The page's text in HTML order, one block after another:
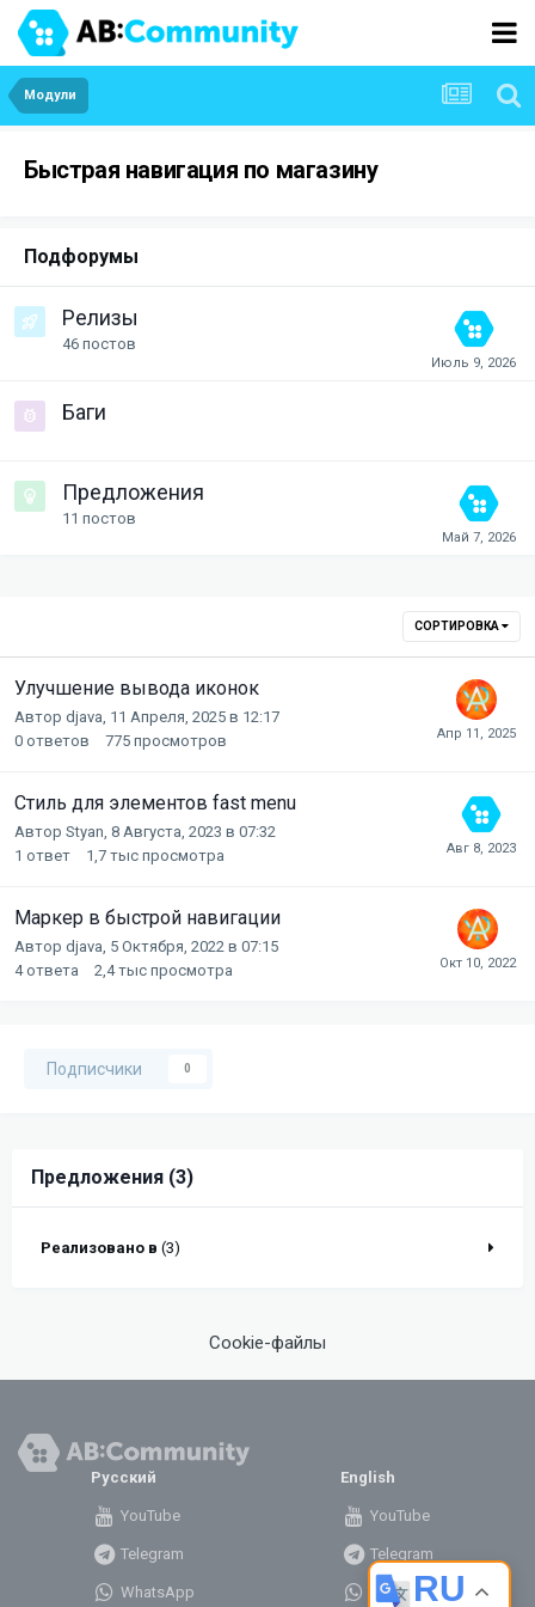
Модули
Быстрая навигация по магазину
Подфорумы
Релизы
46 постов
Баги
Предложения
11 постов
СОРТИРОВКА
Улучшение вывода иконок
Автор djava 11 Апреля, 2025 в 12:17
0 ответов 775 просмотров
Стиль для элементов fast menu
Автор Styan 8 Августа, 2023 в 07:32
1 ответ 1,7 тыс просмотра
Маркер в быстрой навигации
Автор djava 5 Октября, 2022 в 07:15
4 ответа 2,4 тыс просмотра
Подписчики 0
Предложения (3)
Реализовано в (3)
Cookie-файлы
RU
Русский
YouTube
Telegram
WhatsApp
English
YouTube
Telegram
WhatsApp